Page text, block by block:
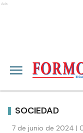
Ads
SOCIEDAD
7 de junio de 2024 |